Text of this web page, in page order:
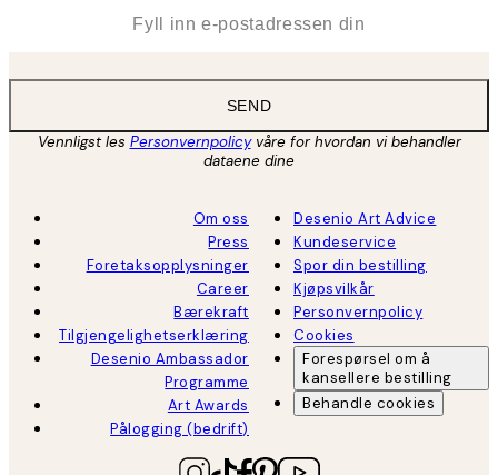
SEND
Vennligst les Personvernpolicyvåre for hvordan vi behandler
dataene dine
Om oss
Press
Foretaksopplysninger
Career
Bærekraft
Tilgjengelighetserklæring
Desenio Ambassador
Programme
Art Awards
Pålogging (bedrift)
Desenio Art Advice
Kundeservice
Spor din bestilling
Kjøpsvilkår
Personvernpolicy
Cookies
Forespørsel om å
kansellere bestilling
Behandle cookies